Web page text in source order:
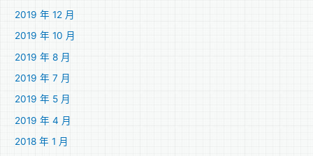
2019 年 12 月
2019 年 10 月
2019 年 8 月
2019 年 7 月
2019 年 5 月
2019 年 4 月
2018 年 1 月